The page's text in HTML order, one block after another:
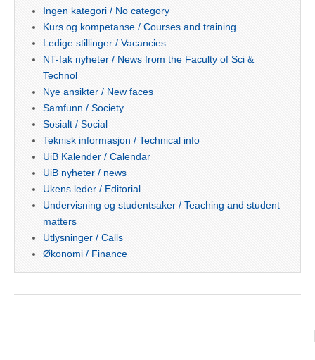
Ingen kategori / No category
Kurs og kompetanse / Courses and training
Ledige stillinger / Vacancies
NT-fak nyheter / News from the Faculty of Sci &
Technol
Nye ansikter / New faces
Samfunn / Society
Sosialt / Social
Teknisk informasjon / Technical info
UiB Kalender / Calendar
UiB nyheter / news
Ukens leder / Editorial
Undervisning og studentsaker / Teaching and student
matters
Utlysninger / Calls
Økonomi / Finance